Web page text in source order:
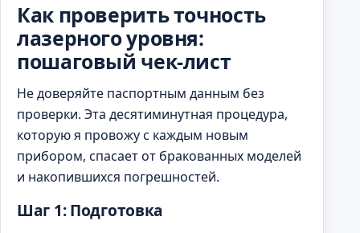
Как проверить точность
лазерного уровня:
пошаговый чек-лист
Не доверяйте паспортным данным без
проверки. Эта десятиминутная процедура,
которую я провожу с каждым новым
прибором, спасает от бракованных моделей
и накопившихся погрешностей.
Шаг 1: Подготовка